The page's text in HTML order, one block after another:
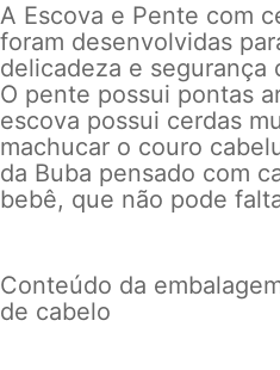
A Escova e Pente com
foram desenvolvidas
delicadeza e segurança
O pente possui pontas
escova possui cerdas
machucar o couro
da Buba pensado com
bebê, que não pode
Conteúdo da
de cabelo